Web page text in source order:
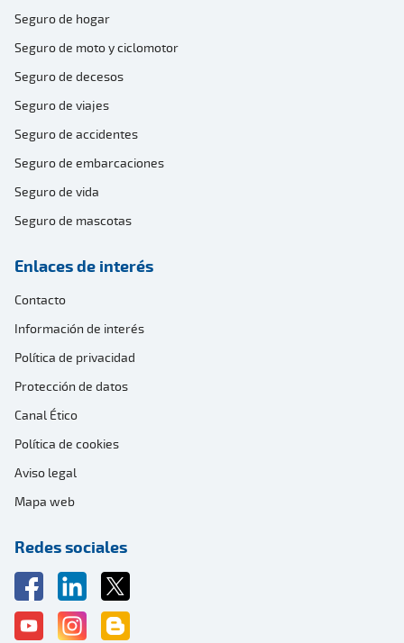
Seguro de hogar
Seguro de moto y ciclomotor
Seguro de decesos
Seguro de viajes
Seguro de accidentes
Seguro de embarcaciones
Seguro de vida
Seguro de mascotas
Enlaces de interés
Contacto
Información de interés
Política de privacidad
Protección de datos
Canal Ético
Política de cookies
Aviso legal
Mapa web
Redes sociales